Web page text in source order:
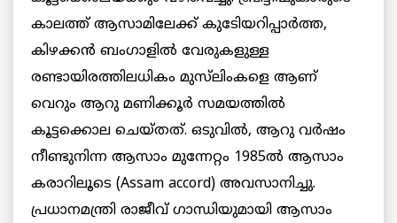
കാലത്ത് ആസാമിലേക്ക് കുടിേയറിപ്പാര്‍ത്ത,
കിഴക്കന്‍ ബംഗാളില്‍ വേരുകളുള്ള
രണ്ടായിരത്തിലധികം മുസ്‌ലിംകളെ ആണ്
വെറും ആറു മണിക്കൂര്‍ സമയത്തില്‍
കൂട്ടക്കൊല ചെയ്തത്. ഒടുവില്‍, ആറു വര്‍ഷം
നീണ്ടുനിന്ന ആസാം മുന്നേറ്റം 1985ല്‍ ആസാം
കരാറിലൂടെ (Assam accord) അവസാനിച്ചു.
പ്രധാനമന്ത്രി രാജീവ് ഗാന്ധിയുമായി ആസാം